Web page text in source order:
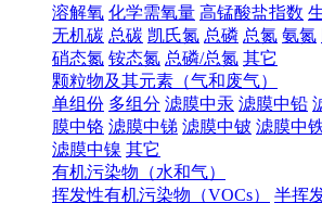
溶解氧 化学需氧量 高锰酸盐指数
无机碳 总碳 凯氏氮 总磷 总氮 氨氮
硝态氮 铵态氮 总磷/总氮 其它
颗粒物及其元素（气和废气）
单组份 多组分 滤膜中汞 滤膜中铅
膜中铬 滤膜中锑 滤膜中铍 滤膜中
滤膜中镍 其它
有机污染物（水和气）
挥发性有机污染物（VOCs）
半挥